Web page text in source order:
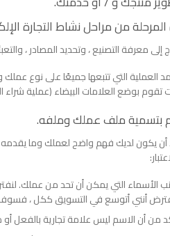
من مراحل نشاط التجارة
إلى معرفة التصنيع ، وتحديد المصادر ،
العملية التي تتبعها جميعًا على نوع
تقوم بوضع العلامات البيضاء (عملية شراء
أن يكون لديك فهم واضح لعملك وما يقدمه
الأسماء التي يمكن أن تحد من عملك.
أنني أتوسع في التسويق ككل ، فسوف
من أن الاسم ليس علامة تجارية بالفعل